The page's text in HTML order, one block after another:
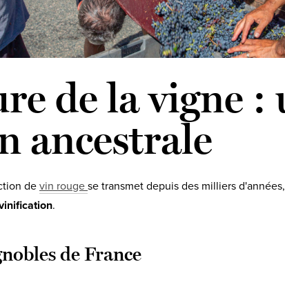
de la vigne :
ancestrale
devin rouge se transmet depuis des milliers
.
de France